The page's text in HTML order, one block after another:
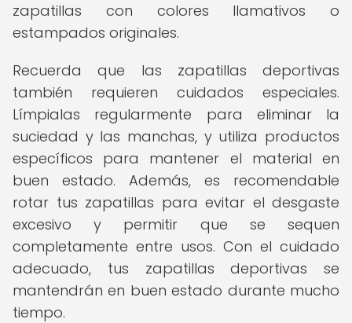
zapatillas con colores llamativos o
estampados originales.
Recuerda que las zapatillas deportivas
también requieren cuidados especiales.
Límpialas regularmente para eliminar la
suciedad y las manchas, y utiliza productos
específicos para mantener el material en
buen estado. Además, es recomendable
rotar tus zapatillas para evitar el desgaste
excesivo y permitir que se sequen
completamente entre usos. Con el cuidado
adecuado, tus zapatillas deportivas se
mantendrán en buen estado durante mucho
tiempo.